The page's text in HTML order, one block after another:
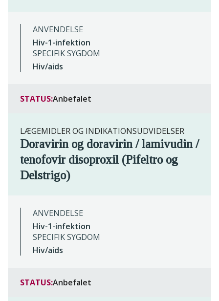
ANVENDELSE
Hiv-1-infektion
SPECIFIK SYGDOM
Hiv/aids
STATUS:Anbefalet
LÆGEMIDLER OG INDIKATIONSUDVIDELSER
Doravirin og doravirin / lamivudin /
tenofovir disoproxil (Pifeltro og
Delstrigo)
ANVENDELSE
Hiv-1-infektion
SPECIFIK SYGDOM
Hiv/aids
STATUS:Anbefalet